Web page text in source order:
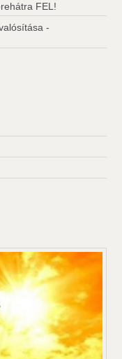
FEL!
-